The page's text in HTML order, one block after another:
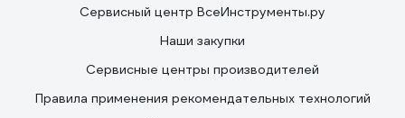
Сервисный центр ВсеИнструменты.ру
Наши закупки
Сервисные центры производителей
Правила применения рекомендательных технологий